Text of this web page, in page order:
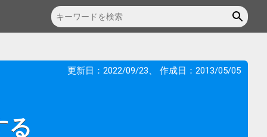
更新日： 2022/09/23、 作成日： 2013/05/05
る